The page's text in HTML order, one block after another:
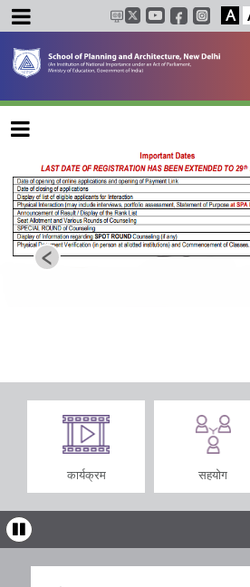
A
Main navigation
‹
कार्यक्रम सहयोग